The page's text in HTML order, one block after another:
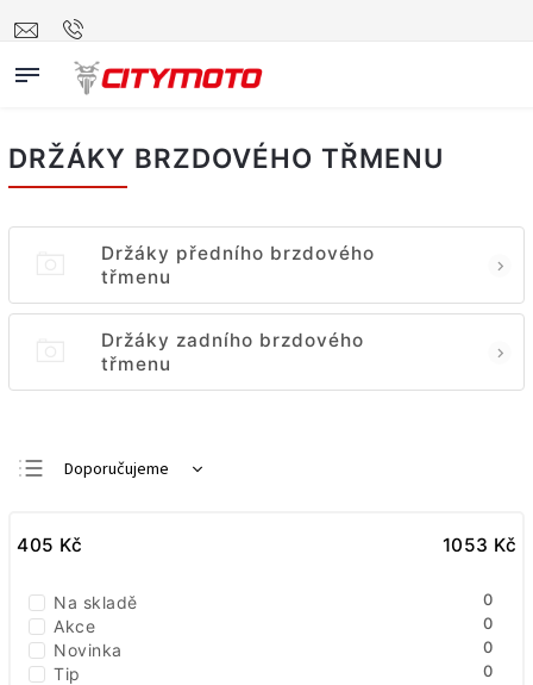
DRŽÁKY BRZDOVÉHO TŘMENU
Držáky předního brzdového
třmenu
Držáky zadního brzdového
třmenu
Doporučujeme
Nejdražší
Abecedně
405 Kč 1053 Kč
Na skladě 0
Akce 0
Novinka 0
Tip 0